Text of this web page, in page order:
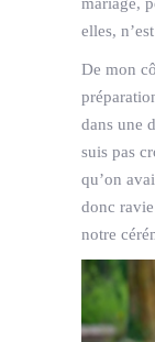
elles,
De mon
dans une
suis pas
qu’on
donc
notre